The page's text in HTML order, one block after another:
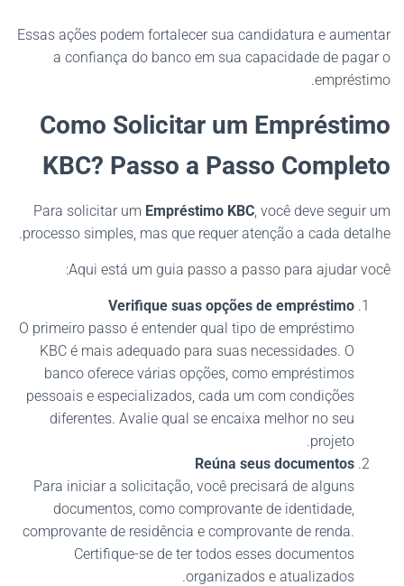
Essas ações podem fortalecer sua candidatura e aumentar
a confiança do banco em sua capacidade de pagar o
empréstimo.
Como Solicitar um Empréstimo
KBC? Passo a Passo Completo
Para solicitar um Empréstimo KBC, você deve seguir um
processo simples, mas que requer atenção a cada detalhe.
Aqui está um guia passo a passo para ajudar você:
Verifique suas opções de empréstimo
O primeiro passo é entender qual tipo de empréstimo
KBC é mais adequado para suas necessidades. O
banco oferece várias opções, como empréstimos
pessoais e especializados, cada um com condições
diferentes. Avalie qual se encaixa melhor no seu
projeto.
Reúna seus documentos
Para iniciar a solicitação, você precisará de alguns
documentos, como comprovante de identidade,
comprovante de residência e comprovante de renda.
Certifique-se de ter todos esses documentos
organizados e atualizados.